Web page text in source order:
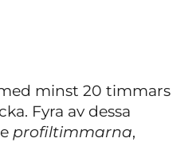
minst 20 timmars
Fyra av dessa
profiltimmarna,